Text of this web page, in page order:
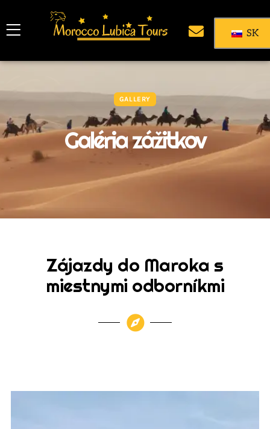
SK
GALLERY
Galéria zážitkov
Zájazdy do Maroka s
miestnymi odborníkmi